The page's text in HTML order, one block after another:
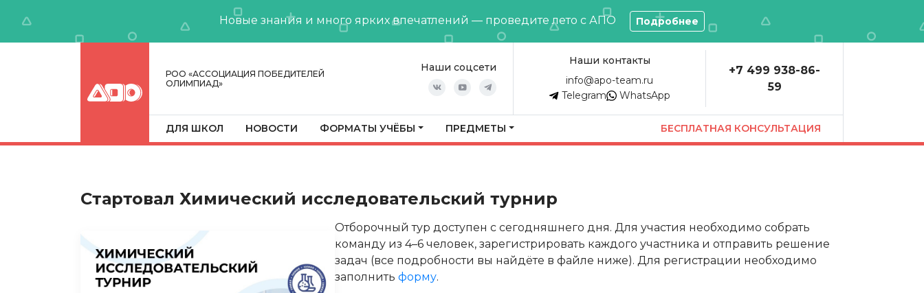
Новые знания и много ярких впечатлений — проведите лето с АПО Подробнее
РОО «АССОЦИАЦИЯ ПОБЕДИТЕЛЕЙ
ОЛИМПИАД»
Наши соцсети
Наши контакты
info@apo-team.ru
Telegram
WhatsApp
+7 499 938-86-
59
ДЛЯ ШКОЛ НОВОСТИ ФОРМАТЫ УЧЁБЫ ПРЕДМЕТЫ БЕСПЛАТНАЯ КОНСУЛЬТАЦИЯ
Стартовал Химический исследовательский турнир
Отборочный тур доступен с сегодняшнего дня. Для участия необходимо собрать
команду из 4–6 человек, зарегистрировать каждого участника и отправить решение
задач (все подробности вы найдёте в файле ниже). Для регистрации необходимо
заполнить форму.